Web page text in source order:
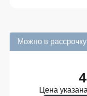
Можно в рассрочку
Цена